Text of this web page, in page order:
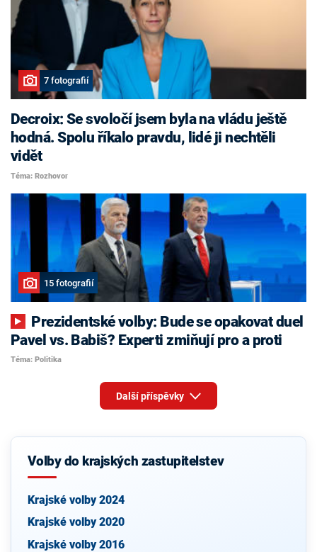
7 fotografií
Decroix: Se svoločí jsem byla na vládu ještě
hodná. Spolu říkalo pravdu, lidé ji nechtěli
vidět
Téma: Rozhovor
15 fotografií
Pavel vs. Babiš? Experti zmiňují pro a proti
Téma: Politika
Další příspěvky
Volby do krajských zastupitelstev
Krajské volby 2024
Krajské volby 2020
Krajské volby 2016